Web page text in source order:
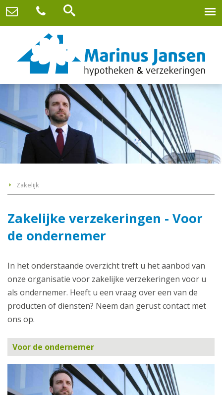
Zakelijk
Zakelijke verzekeringen - Voor
de ondernemer
In het onderstaande overzicht treft u het aanbod van
onze organisatie voor zakelijke verzekeringen voor u
als ondernemer. Heeft u een vraag over een van de
producten of diensten? Neem dan gerust contact met
ons op.
Voor de ondernemer